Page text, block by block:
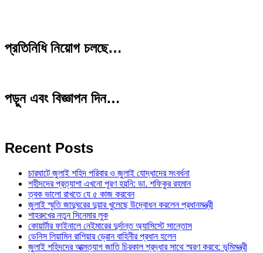
প্রতিনিধি নিয়োগ চলছে…
পড়ুন এবং বিজ্ঞাপন দিন…
Recent Posts
চারঘাটে জুলাই শহিদ পরিবার ও জুলাই যোদ্ধাদের সংবর্ধনা
শহীদদের প্রত্যাশা এখনো পূরণ হয়নি: ডা. শফিকুর রহমান
ত্বক ভালো রাখতে যে ৫ কাজ করবেন
জুলাই স্মৃতি জাদুঘরের দুয়ার খুলেছে উদ্বোধন করলেন প্রধানমন্ত্রী
শাহরুখের নতুন সিনেমার লুক
কোয়ার্টার ফাইনালে নেইমারের দুর্দান্ত অ্যাসিস্টে সান্তোস
ডেনিস লিয়ামিন রাশিয়ার ড্রোন বাহিনীর প্রধান হলেন
জুলাই শহিদদের আত্মত্যাগ জাতি চিরকাল শ্রদ্ধার সাথে স্মরণ করবে: ভূমিমন্ত্রী